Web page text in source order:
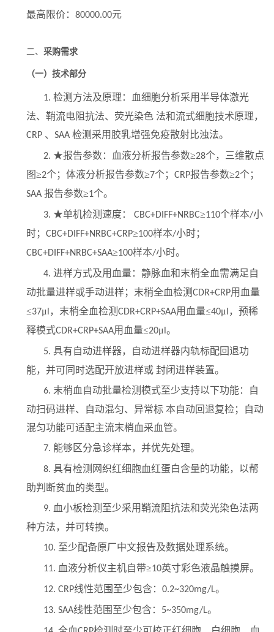
最高限价： 80000.00元
二、 采购需求
（一） 技术部分
1. 检测方法及原理：血细胞分析采用半导体激光
法、鞘流电阻抗法、荧光染色 法和流式细胞技术原理，
CRP 、 SAA 检测采用胶乳增强免疫散射比浊法。
2. ★报告参数：血液分析报告参数≥28个，三维散点
图≥2个；体液分析报告参数≥7个； CRP报告参数≥2个；
SAA 报告参数≥1个。
3. ★单机检测速度： CBC+DIFF+NRBC≥110个样本/小
时； CBC+DIFF+NRBC+CRP≥100样本/小时；
CBC+DIFF+NRBC+SAA≥100样本/小时。
4. 进样方式及用血量：静脉血和末梢全血需满足 自
动批量进样或手动进样；末梢全血检测CDR+CRP用血量
≤37μ ， 末梢全血检测CDR+CRP+SAA用血量≤40μ ， 预稀
释模式CDR+CRP+SAA用血量≤20μ 。
5. 具有自动进样器，自动进样器内轨标配回退功
能，并可同时选配开放进样或 封闭进样装置。
6. 末梢血自动批量检测模式至少支持以下功能：自
动扫码进样、自动混匀、异常标 本自动回退复检；自动
混匀功能可适配主流末梢血采血管。
7. 能够区分急诊样本，并优先处理。
8. 具有检测网织红细胞血红蛋白含量的功能，以帮
助判断贫血的类型。
9. 血小板检测 至少采用鞘流阻抗法和荧光染色法两
种方法，并可转换。
10. 至少配备原厂中文报告及数据处理系统。
11. 血液分析仪主机自带≥10英寸彩色液晶触摸屏。
12. CRP线性范围 至少包含： 0.2~320mg/L。
13. SAA线性范围 至少包含： 5~350mg/L。